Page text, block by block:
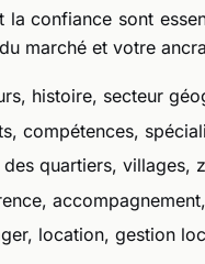
la confiance sont
marché et votre
histoire, secteur
compétences,
quartiers, villages,
location, gestion